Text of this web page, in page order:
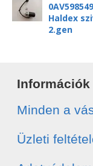
Haldex
2.gen
Információk
Minden a
Üzleti